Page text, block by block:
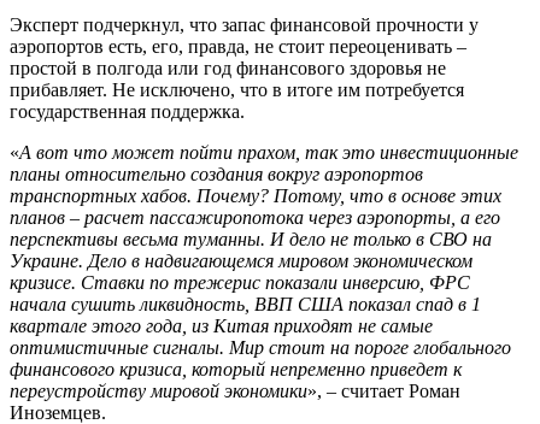
Эксперт подчеркнул, что запас финансовой прочности у
аэропортов есть, его, правда, не стоит переоценивать –
простой в полгода или год финансового здоровья не
прибавляет. Не исключено, что в итоге им потребуется
государственная поддержка.
«А вот что может пойти прахом, так это инвестиционные
планы относительно создания вокруг аэропортов
транспортных хабов. Почему? Потому, что в основе этих
планов – расчет пассажиропотока через аэропорты, а его
перспективы весьма туманны. И дело не только в СВО на
Украине. Дело в надвигающемся мировом экономическом
кризисе. Ставки по трежерис показали инверсию, ФРС
начала сушить ликвидность, ВВП США показал спад в 1
квартале этого года, из Китая приходят не самые
оптимистичные сигналы. Мир стоит на пороге глобального
финансового кризиса, который непременно приведет к
переустройству мировой экономики», – считает Роман
Иноземцев.